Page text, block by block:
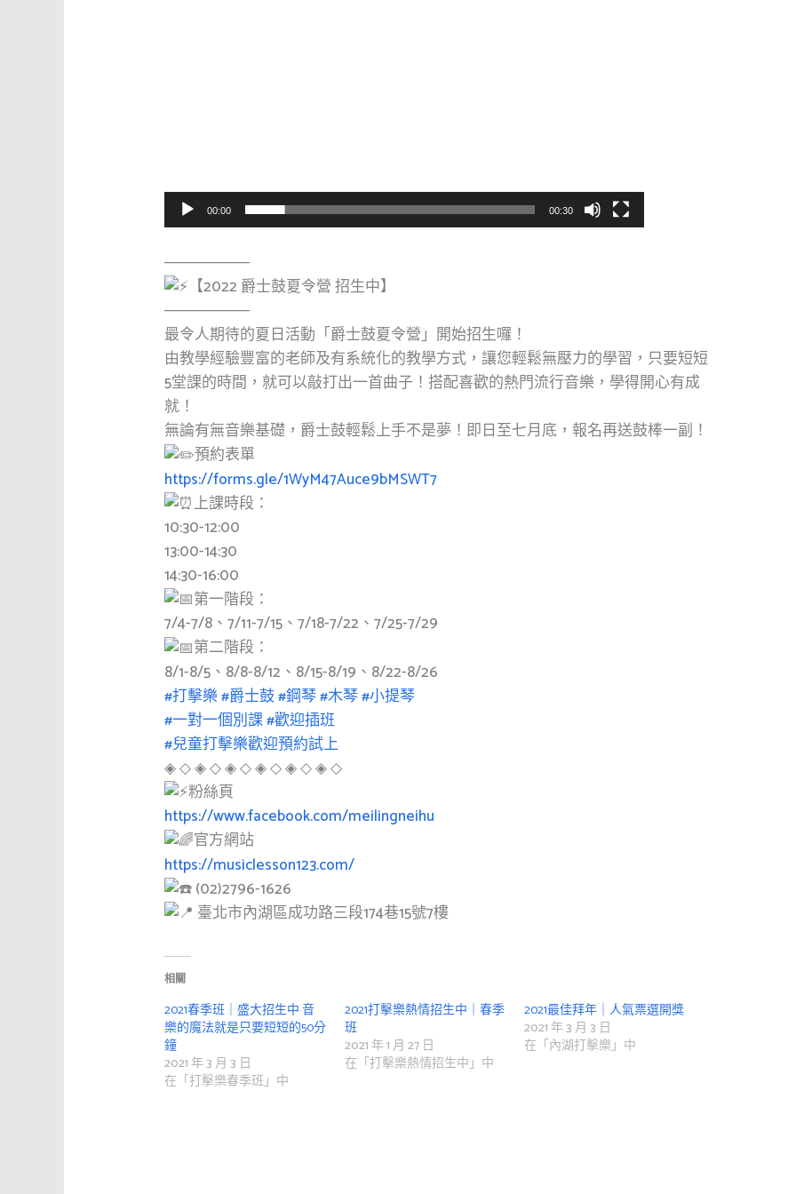
00:00 00:30
────────
【2022 爵士鼓夏令營 招生中】
────────
最令人期待的夏日活動「爵士鼓夏令營」開始招生囉！
由教學經驗豐富的老師及有系統化的教學方式，讓您輕鬆無壓力的學習，只要短短
5堂課的時間，就可以敲打出一首曲子！搭配喜歡的熱門流行音樂，學得開心有成
就！
無論有無音樂基礎，爵士鼓輕鬆上手不是夢！即日至七月底，報名再送鼓棒一副！
預約表單
https://forms.gle/1WyM47Auce9bMSWT7
上課時段：
10:30-12:00
13:00-14:30
14:30-16:00
第一階段：
7/4-7/8、7/11-7/15、7/18-7/22、7/25-7/29
第二階段：
8/1-8/5、8/8-8/12、8/15-8/19、8/22-8/26
#打擊樂#爵士鼓#鋼琴#木琴#小提琴
#一對一個別課#歡迎插班
#兒童打擊樂歡迎預約試上
◈ ◇ ◈ ◇ ◈ ◇ ◈ ◇ ◈ ◇ ◈ ◇
粉絲頁
https://www.facebook.com/meilingneihu
官方網站
https://musiclesson123.com/
(02)2796-1626
臺北市內湖區成功路三段174巷15號7樓
相關
2021春季班｜盛大招生中 音
樂的魔法就是只要短短的50分
鐘
2021 年 3 月 3 日
在「打擊樂春季班」中
2021打擊樂熱情招生中｜春季
班
2021 年 1 月 27 日
在「打擊樂熱情招生中」中
2021最佳拜年｜人氣票選開獎
2021 年 3 月 3 日
在「內湖打擊樂」中